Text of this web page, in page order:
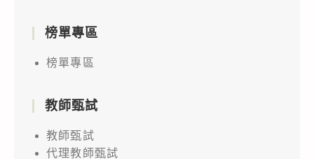
榜單專區
榜單專區
教師甄試
教師甄試
代理教師甄試